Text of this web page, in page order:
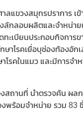
แขวงสมุทรปราการ เ
กลอบผลิตและจำหน่าย
เบียนประกอบกิจการ
าโรคเยื่อบุช่องท้องอักเ
รคในแมว และมีการจ
สถานที่ นำตรวจค้น ผล
พร้อมจำหน่าย รวม